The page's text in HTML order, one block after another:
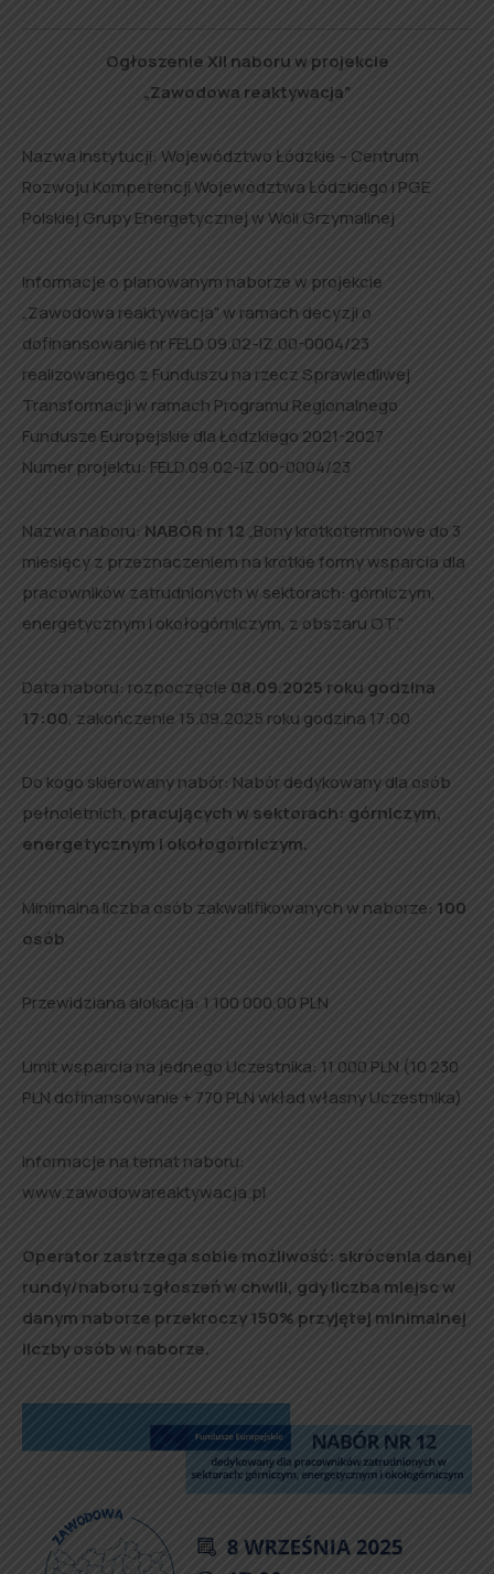
Ogłoszenie XII naboru w projekcie
„Zawodowa reaktywacja”
Nazwa Instytucji: Województwo Łódzkie – Centrum
Rozwoju Kompetencji Województwa Łódzkiego i PGE
Polskiej Grupy Energetycznej w Woli Grzymalinej
Informacje o planowanym naborze w projekcie
„Zawodowa reaktywacja” w ramach decyzji o
dofinansowanie nr FELD.09.02-IZ.00-0004/23
realizowanego z Funduszu na rzecz Sprawiedliwej
Transformacji w ramach Programu Regionalnego
Fundusze Europejskie dla Łódzkiego 2021-2027
Numer projektu: FELD.09.02-IZ.00-0004/23
Nazwa naboru: NABÓR nr 12 „Bony krótkoterminowe do 3
miesięcy z przeznaczeniem na krótkie formy wsparcia dla
pracowników zatrudnionych w sektorach: górniczym,
energetycznym i okołogórniczym, z obszaru OT.”
Data naboru: rozpoczęcie 08.09.2025 roku godzina
17:00, zakończenie 15.09.2025 roku godzina 17:00
Do kogo skierowany nabór: Nabór dedykowany dla osób
pełnoletnich, pracujących w sektorach: górniczym,
energetycznym i okołogórniczym.
Minimalna liczba osób zakwalifikowanych w naborze: 100
osób
Przewidziana alokacja: 1 100 000,00 PLN
Limit wsparcia na jednego Uczestnika: 11 000 PLN (10 230
PLN dofinansowanie + 770 PLN wkład własny Uczestnika)
Informacje na temat naboru:
www.zawodowareaktywacja.pl
Operator zastrzega sobie możliwość: skrócenia danej
rundy/naboru zgłoszeń w chwili, gdy liczba miejsc w
danym naborze przekroczy 150% przyjętej minimalnej
liczby osób w naborze.